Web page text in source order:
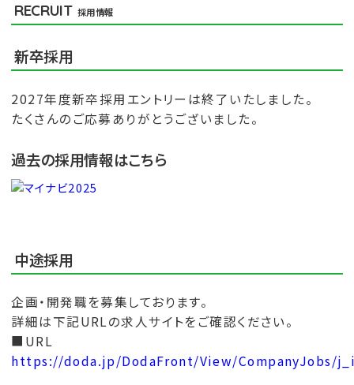
RECRUIT 採用情報
新卒採用
2027年度新卒採用エントリーは終了いたしました。
たくさんのご応募ありがとうございました。
過去の採用情報はこちら
中途採用
企画・開発職を募集しております。
詳細は下記URLの求人サイトをご確認ください。
■URL
https://doda.jp/DodaFront/View/CompanyJobs/